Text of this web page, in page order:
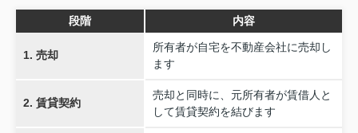
段階 内容
1. 売却
所有者が自宅を不動産会社に売却し
ます
2. 賃貸契約
売却と同時に、元所有者が賃借人と
して賃貸契約を結びます